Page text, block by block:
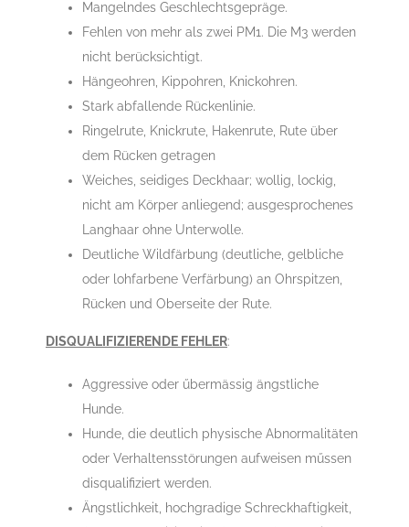
Mangelndes Geschlechtsgepräge.
Fehlen von mehr als zwei PM1. Die M3 werden
nicht berücksichtigt.
Hängeohren, Kippohren, Knickohren.
Stark abfallende Rückenlinie.
Ringelrute, Knickrute, Hakenrute, Rute über
dem Rücken getragen
Weiches, seidiges Deckhaar; wollig, lockig,
nicht am Körper anliegend; ausgesprochenes
Langhaar ohne Unterwolle.
Deutliche Wildfärbung (deutliche, gelbliche
oder lohfarbene Verfärbung) an Ohrspitzen,
Rücken und Oberseite der Rute.
DISQUALIFIZIERENDE FEHLER:
Aggressive oder űbermässig ängstliche
Hunde.
Hunde, die deutlich physische Abnormalitäten
oder Verhaltensstörungen aufweisen műssen
disqualifiziert werden.
Ängstlichkeit, hochgradige Schreckhaftigkeit,